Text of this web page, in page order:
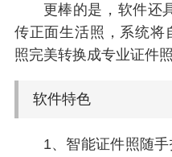
更棒的是，软件还
传正面生活照，系统将
照完美转换成专业证件
软件特色
1、智能证件照随